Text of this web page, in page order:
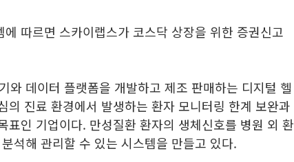
따르면 스카이랩스가 코스닥 상장을 위한 증권신고
와 데이터 플랫폼을 개발하고 제조 판매하는 디지털 헬
의 진료 환경에서 발생하는 환자 모니터링 한계 보완과
표인 기업이다. 만성질환 환자의 생체신호를 병원 외 환
석해 관리할 수 있는 시스템을 만들고 있다.